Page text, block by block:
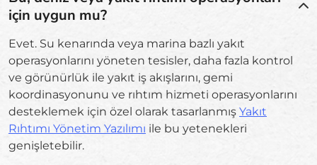
için uygun mu?
Evet. Su kenarında veya marina bazlı yakıt
operasyonlarını yöneten tesisler, daha fazla kontrol
ve görünürlük ile yakıt iş akışlarını, gemi
koordinasyonunu ve rıhtım hizmeti operasyonlarını
desteklemek için özel olarak tasarlanmış Yakıt
Rıhtımı Yönetim Yazılımı ile bu yetenekleri
genişletebilir.